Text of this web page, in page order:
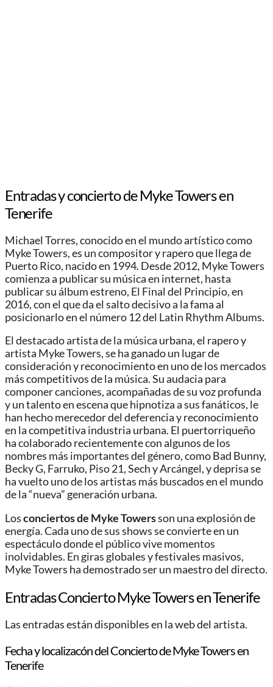
Entradas y concierto de Myke Towers en
Tenerife
Michael Torres, conocido en el mundo artístico como
Myke Towers, es un compositor y rapero que llega de
Puerto Rico, nacido en 1994. Desde 2012, Myke Towers
comienza a publicar su música en internet, hasta
publicar su álbum estreno, El Final del Principio, en
2016, con el que da el salto decisivo a la fama al
posicionarlo en el número 12 del Latin Rhythm Albums.
El destacado artista de la música urbana, el rapero y
artista Myke Towers, se ha ganado un lugar de
consideración y reconocimiento en uno de los mercados
más competitivos de la música. Su audacia para
componer canciones, acompañadas de su voz profunda
y un talento en escena que hipnotiza a sus fanáticos, le
han hecho merecedor del deferencia y reconocimiento
en la competitiva industria urbana. El puertorriqueño
ha colaborado recientemente con algunos de los
nombres más importantes del género, como Bad Bunny,
Becky G, Farruko, Piso 21, Sech y Arcángel, y deprisa se
ha vuelto uno de los artistas más buscados en el mundo
de la “nueva” generación urbana.
Losconciertos de Myke Towersson una explosión de
energía. Cada uno de sus shows se convierte en un
espectáculo donde el público vive momentos
inolvidables. En giras globales y festivales masivos,
Myke Towers ha demostrado ser un maestro del directo.
Entradas Concierto Myke Towers en Tenerife
Las entradas están disponibles en la web del artista.
Fecha y localizacón del Concierto de Myke Towers en
Tenerife